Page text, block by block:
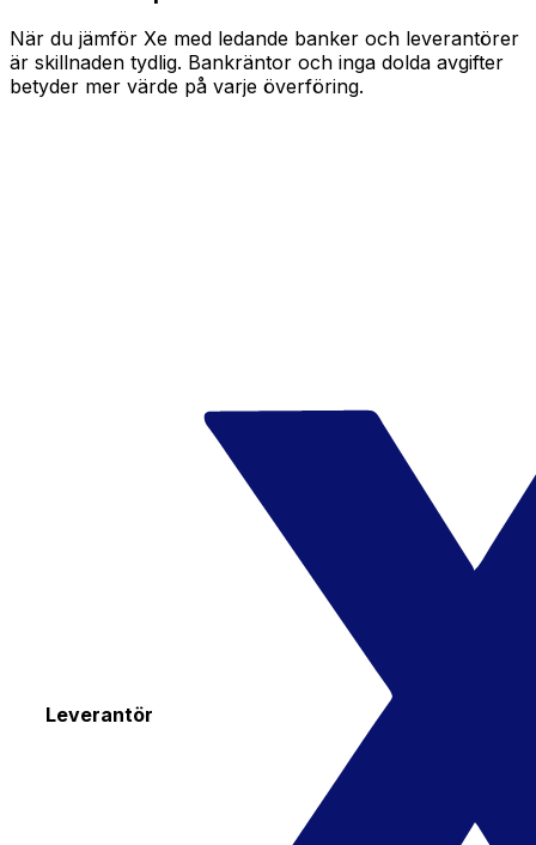
När du jämför Xe med ledande banker och leverantörer
är skillnaden tydlig. Bankräntor och inga dolda avgifter
betyder mer värde på varje överföring.
Leverantör